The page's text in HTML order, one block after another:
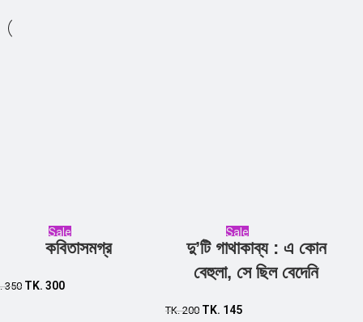
Sale
কবিতাসমগ্র
350 TK. 300
Sale
দু’টি গাথাকাব্য : এ কোন
বেহুলা, সে ছিল বেদেনি
TK.200 TK. 145